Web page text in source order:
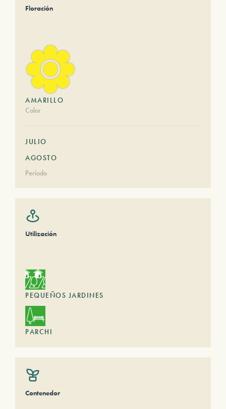
Floración
AMARILLO
Color
JULIO
AGOSTO
Período
Utilización
PEQUEÑOS JARDINES
PARCHI
Contenedor